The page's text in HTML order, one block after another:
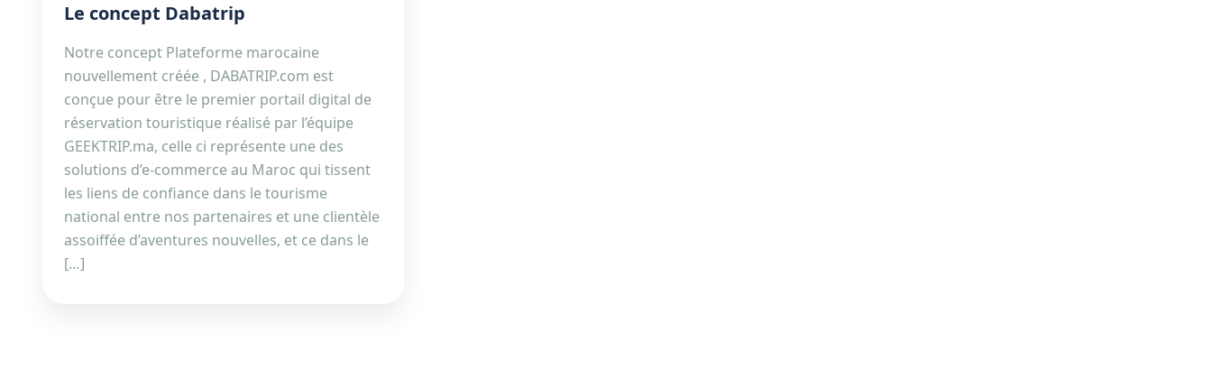
Le concept Dabatrip
Notre concept Plateforme marocaine
nouvellement créée , DABATRIP.com est
conçue pour être le premier portail digital de
réservation touristique réalisé par l’équipe
GEEKTRIP.ma, celle ci représente une des
solutions d’e-commerce au Maroc qui tissent
les liens de confiance dans le tourisme
national entre nos partenaires et une clientèle
assoiffée d’aventures nouvelles, et ce dans le
[…]